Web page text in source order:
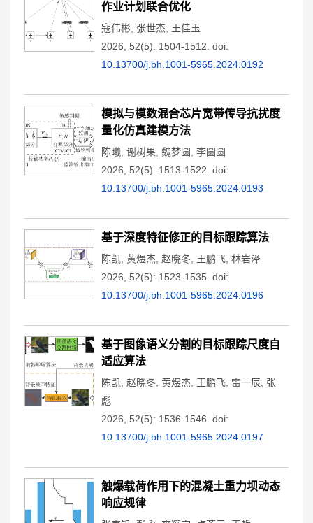
作业计划联合优化
寇伟彬 张世杰
王佳玉
2026, 52(5): 1504-1512. doi:
10.13700/j.bh.1001-5965.2024.0192
模拟与模数混合芯片宽带传导抗扰度
量化仿真建模方法
陈曦 谢树果 魏梦圆
李圆圆
2026, 52(5): 1513-1522. doi:
10.13700/j.bh.1001-5965.2024.0193
基于深度特征修正的目标跟踪算法
陈凯 黄煜杰 赵晓冬 王鹏飞 林岩泽
2026, 52(5): 1523-1535. doi:
10.13700/j.bh.1001-5965.2024.0196
基于图像语义分割的目标跟踪尺度自
适应算法
陈凯 赵晓冬 黄煜杰 王鹏飞 雷一辰 张
彪
2026, 52(5): 1536-1546. doi:
10.13700/j.bh.1001-5965.2024.0197
触爆载荷作用下的混凝土重力坝动态
响应规律